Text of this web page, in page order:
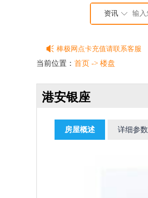
资讯
棒极网点卡充值请联系客服
客服QQ:2692290505
当前位置： 首页 -> 楼盘
港安银座
房屋概述 详细参数